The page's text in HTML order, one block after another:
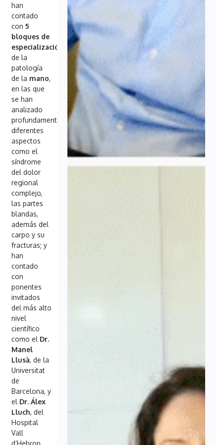
han
contado
con5
bloques de
especialización
de la
patología
de la mano,
en las que
se han
analizado
profundamente
diferentes
aspectos
como el
síndrome
del dolor
regional
complejo,
las partes
blandas,
además del
carpo y su
fracturas; y
han
contado
con
ponentes
invitados
del más alto
nivel
científico
como el Dr.
Manel
Llusà, de la
Universitat
de
Barcelona, y
el Dr. Álex
Lluch, del
Hospital
Vall
d’Hebron.